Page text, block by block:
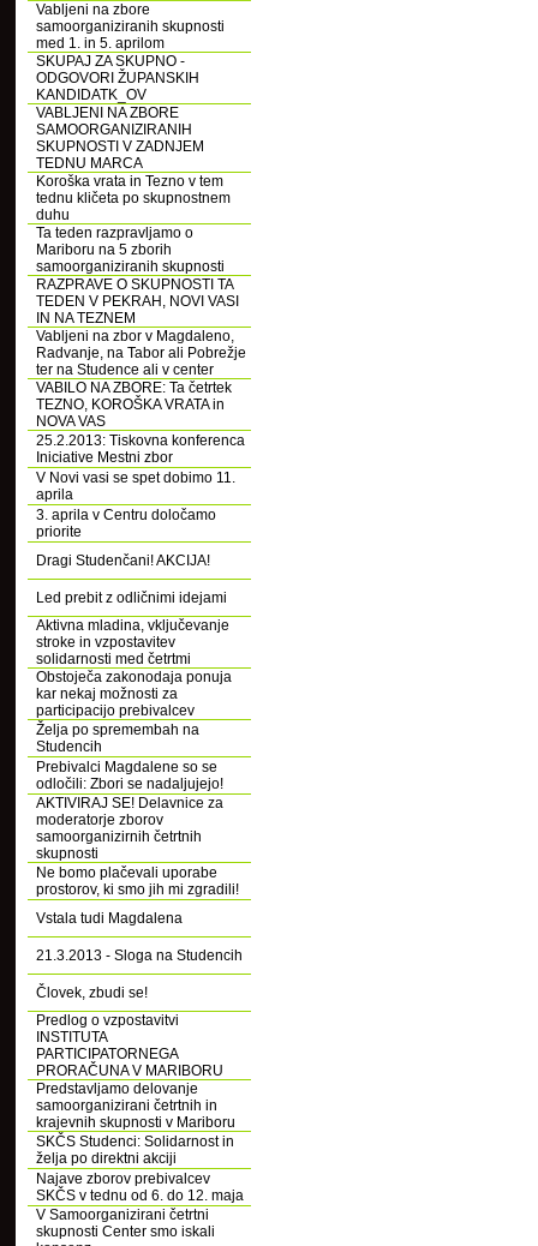
Vabljeni na zbore
samoorganiziranih skupnosti
med 1. in 5. aprilom
SKUPAJ ZA SKUPNO -
ODGOVORI ŽUPANSKIH
KANDIDATK_OV
VABLJENI NA ZBORE
SAMOORGANIZIRANIH
SKUPNOSTI V ZADNJEM
TEDNU MARCA
Koroška vrata in Tezno v tem
tednu kličeta po skupnostnem
duhu
Ta teden razpravljamo o
Mariboru na 5 zborih
samoorganiziranih skupnosti
RAZPRAVE O SKUPNOSTI TA
TEDEN V PEKRAH, NOVI VASI
IN NA TEZNEM
Vabljeni na zbor v Magdaleno,
Radvanje, na Tabor ali Pobrežje
ter na Studence ali v center
VABILO NA ZBORE: Ta četrtek
TEZNO, KOROŠKA VRATA in
NOVA VAS
25.2.2013: Tiskovna konferenca
Iniciative Mestni zbor
V Novi vasi se spet dobimo 11.
aprila
3. aprila v Centru določamo
priorite
Dragi Studenčani! AKCIJA!
Led prebit z odličnimi idejami
Aktivna mladina, vključevanje
stroke in vzpostavitev
solidarnosti med četrtmi
Obstoječa zakonodaja ponuja
kar nekaj možnosti za
participacijo prebivalcev
Želja po spremembah na
Studencih
Prebivalci Magdalene so se
odločili: Zbori se nadaljujejo!
AKTIVIRAJ SE! Delavnice za
moderatorje zborov
samoorganizirnih četrtnih
skupnosti
Ne bomo plačevali uporabe
prostorov, ki smo jih mi zgradili!
Vstala tudi Magdalena
21.3.2013 - Sloga na Studencih
Človek, zbudi se!
Predlog o vzpostavitvi
INSTITUTA
PARTICIPATORNEGA
PRORAČUNA V MARIBORU
Predstavljamo delovanje
samoorganizirani četrtnih in
krajevnih skupnosti v Mariboru
SKČS Studenci: Solidarnost in
želja po direktni akciji
Najave zborov prebivalcev
SKČS v tednu od 6. do 12. maja
V Samoorganizirani četrtni
skupnosti Center smo iskali